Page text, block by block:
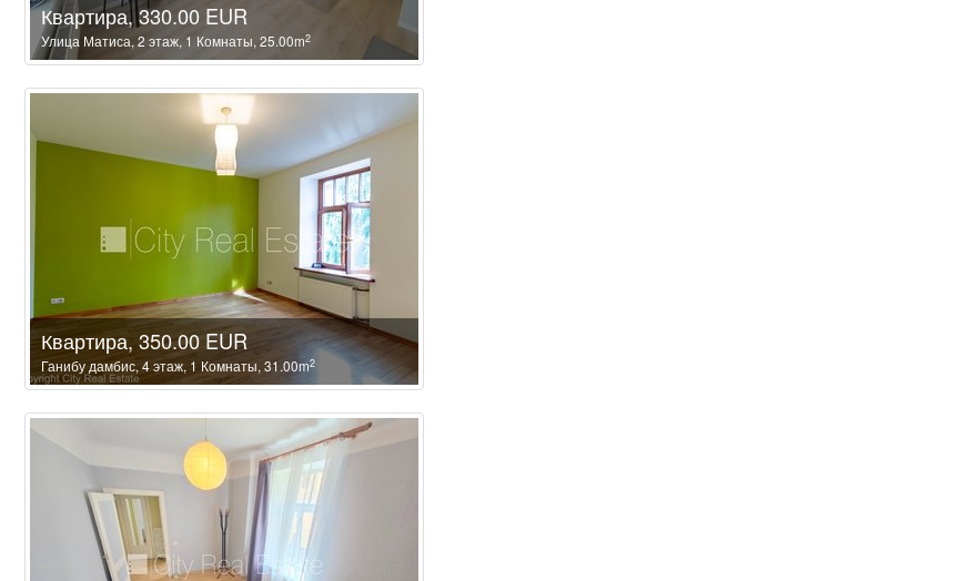
Квартира, 330.00 EUR
Улица Матиса, 2 этаж, 1 Комнаты, 25.00m2
Квартира, 350.00 EUR
Ганибу дамбис, 4 этаж, 1 Комнаты, 31.00m2